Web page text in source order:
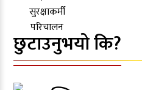
छुटाउनुभयो कि?